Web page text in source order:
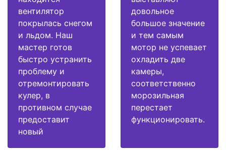
вентилятор
покрылась снегом
и льдом. Наш
мастер готов
быстро устранить
проблему и
отремонтировать
кулер, в
противном случае
предоставит
новый
довольное
большое значение
и тем самым
мотор не успевает
охладить две
камеры,
соответственно
морозильная
перестает
функционировать.